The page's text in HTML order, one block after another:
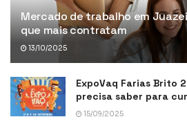
Mercado de trabalho em
que mais contratam
13/10/2025
ExpoVaq Farias Brito
precisa saber para
15/09/2025